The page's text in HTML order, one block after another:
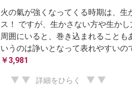
火の氣が強くなってくる時期は、生
ス！ ですが、生かさない方や生か
周囲にいると、巻き込まれることも
いうのは諍いとなって表れやすいの
￥3,981
詳細をひらく